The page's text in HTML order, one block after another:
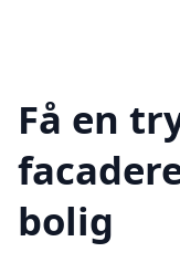
Få en
bolig